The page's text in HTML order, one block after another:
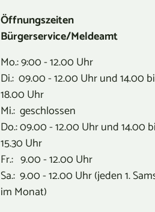
Öffnungszeiten
Bürgerservice/Meldeamt
Mo.: 9:00 - 12.00 Uhr
Di.: 09.00 - 12.00 Uhr und 14.00
18.00 Uhr
Mi.: geschlossen
Do.: 09.00 - 12.00 Uhr und 14.00
15.30 Uhr
Fr.: 9.00 - 12.00 Uhr
Sa.: 9.00 - 12.00 Uhr (jeden 1.
im Monat)